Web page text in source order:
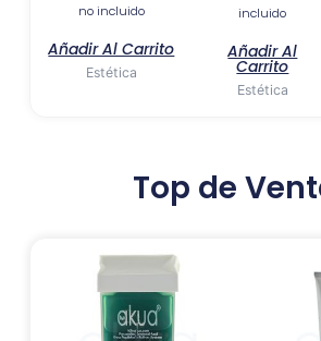
no incluido
Añadir Al Carrito
Estética
incluido
Añadir Al
Carrito
Estética
Top de